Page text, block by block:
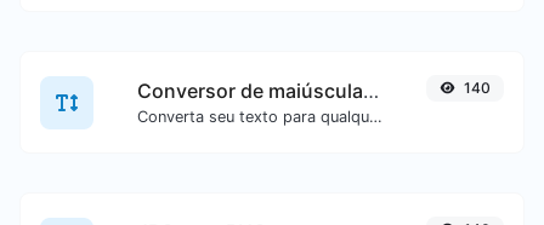
Conversor de maiúsculas/minúsculas
Converta seu texto para qualquer tipo de maiúsculas/minúsculas, como lowercase, UPPERCASE, camelCase...etc.
140